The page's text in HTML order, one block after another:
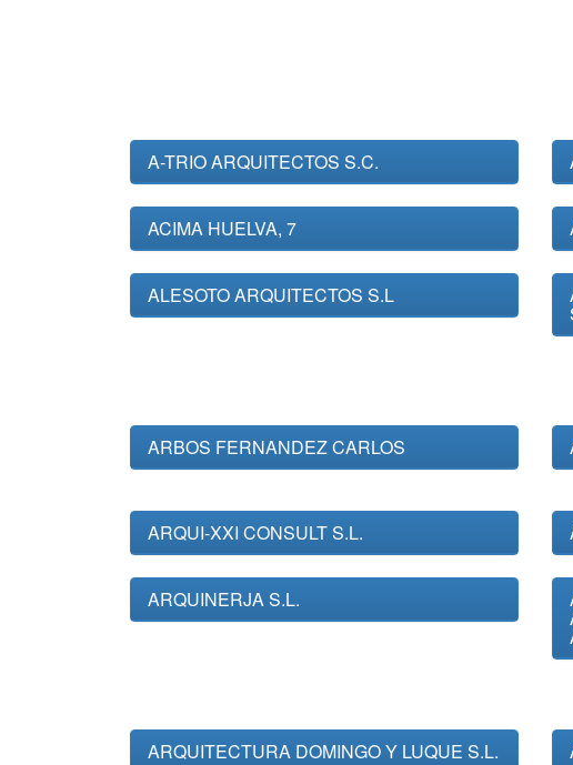
A-TRIO ARQUITECTOS S.C.
ACIMA HUELVA, 7
ALESOTO ARQUITECTOS S.L
ARBOS FERNANDEZ CARLOS
ARQUI-XXI CONSULT S.L.
ARQUINERJA S.L.
ARQUITECTURA DOMINGO Y LUQUE S.L.